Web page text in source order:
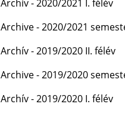
Archív - 2020/2021 I. félév
Archive - 2020/2021
Archív - 2019/2020 II. félév
Archive - 2019/2020
Archív - 2019/2020 I. félév